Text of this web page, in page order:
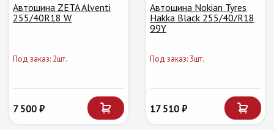
Автошина ZETA Alventi
255/40R18 W
Под заказ: 2шт.
7 500 ₽
Автошина Nokian Tyres
Hakka Black 255/40/R18
99Y
Под заказ: 3шт.
17 510 ₽